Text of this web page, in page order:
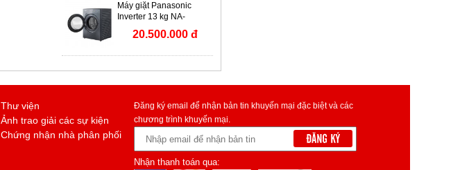
Máy giặt Panasonic
Inverter 13 kg NA-
26CVX1AVT
20.500.000 đ
Thư viện
Ảnh trao giải các sự kiện
Chứng nhận nhà phân phối
Đăng ký email để nhận bản tin khuyến mại đặc biệt và các
chương trình khuyến mại.
Nhận thanh toán qua: